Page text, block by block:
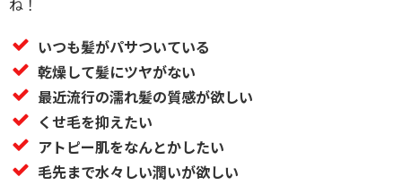
ね！
いつも髪がパサついている
乾燥して髪にツヤがない
最近流行の濡れ髪の質感が欲しい
くせ毛を抑えたい
アトピー肌をなんとかしたい
毛先まで水々しい潤いが欲しい